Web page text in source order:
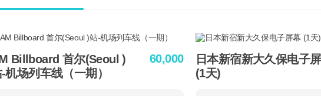
Billboard 首尔(Seoul )
机场列车线（一期）
60,000
日本新宿新大久保电子
(1天)